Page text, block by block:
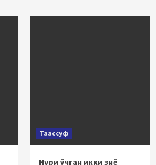
Таассуф
Нури ўчган икки зиё